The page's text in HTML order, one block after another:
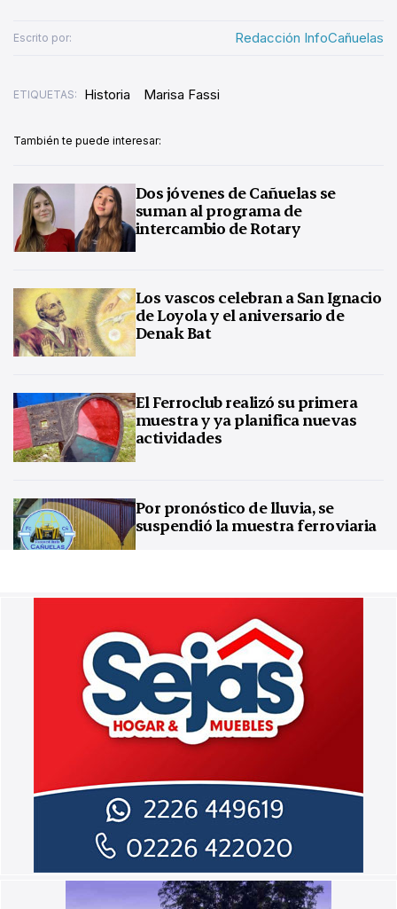
Escrito por: Redacción InfoCañuelas
ETIQUETAS: Historia Marisa Fassi
También te puede interesar:
Dos jóvenes de Cañuelas se
suman al programa de
intercambio de Rotary
Los vascos celebran a San Ignacio
de Loyola y el aniversario de
Denak Bat
El Ferroclub realizó su primera
muestra y ya planifica nuevas
actividades
Por pronóstico de lluvia, se
suspendió la muestra ferroviaria